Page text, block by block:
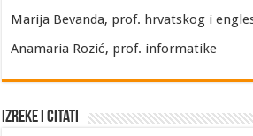
Marija Bevanda, prof. hrvatskog i
Anamaria Rozić, prof. informatike
Izreke i Citati